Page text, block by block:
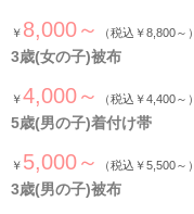
￥ 8,000～ （税込￥8,800～）
3歳(女の子)被布
￥4,000～ （税込￥4,400～）
5歳(男の子)着付け帯
￥ 5,000～ （税込￥5,500～）
3歳(男の子)被布